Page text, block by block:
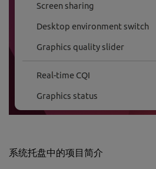
系统托盘中的项目简介